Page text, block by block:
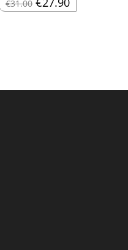
€31.00 price τρέχουσα